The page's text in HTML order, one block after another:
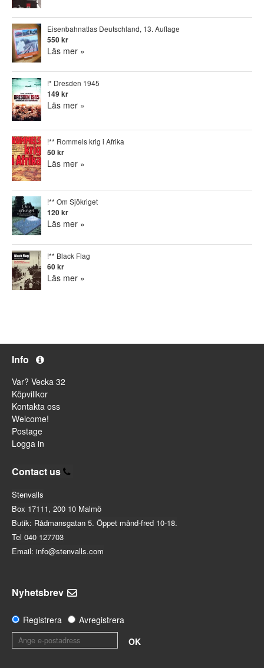
Eisenbahnatlas Deutschland, 13. Auflage
550 kr
Läs mer »
!* Dresden 1945
149 kr
Läs mer »
!** Rommels krig i Afrika
50 kr
Läs mer »
!** Om Sjökriget
120 kr
Läs mer »
!** Black Flag
60 kr
Läs mer »
Info
Var? Vecka 32
Köpvillkor
Kontakta oss
Welcome!
Postage
Logga in
Contact us
Stenvalls
Box 17111, 200 10 Malmö
Butik: Rådmansgatan 5. Öppet månd-fred 10-18.
Tel 040 127703
Email: info@stenvalls.com
Nyhetsbrev
Registrera
Avregistrera
OK